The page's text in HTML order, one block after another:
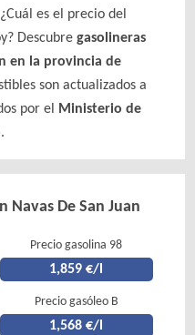
es el precio del
Descubregasolineras
en la provincia de
son actualizados a
por el
Ministerio de
.
Navas De San Juan
Precio gasolina 98
1,859 €/l
Precio gasóleo B
1,568 €/l